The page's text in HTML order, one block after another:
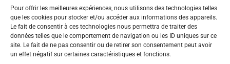
Pour offrir les meilleures expériences, nous utilisons des technologies telles
que les cookies pour stocker et/ou accéder aux informations des appareils.
Le fait de consentir à ces technologies nous permettra de traiter des
données telles que le comportement de navigation ou les ID uniques sur ce
site. Le fait de ne pas consentir ou de retirer son consentement peut avoir
un effet négatif sur certaines caractéristiques et fonctions.
Répond en quelques secondes
X
Bonjour ! Je suis Xavier. Comment
puis-je vous aider aujourd'hui ? 😊